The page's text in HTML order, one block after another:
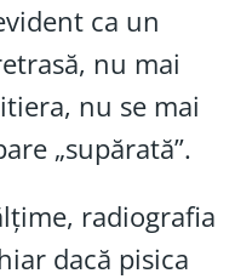
ca un
nu mai
nu se mai
„supărată”.
radiografia
dacă pisica